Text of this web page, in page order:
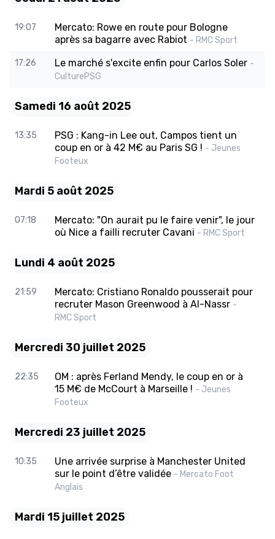
19:07
Mercato: Rowe en route pour Bologne
après sa bagarre avec Rabiot - RMC Sport
17:26 Le marché s'excite enfin pour Carlos Soler -
CulturePSG
Samedi 16 août 2025
13:35
PSG : Kang-in Lee out, Campos tient un
coup en or à 42 M€ au Paris SG ! - Jeunes
Footeux
Mardi 5 août 2025
07:18
Mercato: "On aurait pu le faire venir", le jour
où Nice a failli recruter Cavani - RMC Sport
Lundi 4 août 2025
21:59
Mercato: Cristiano Ronaldo pousserait pour
recruter Mason Greenwood à Al-Nassr -
RMC Sport
Mercredi 30 juillet 2025
22:35
OM : après Ferland Mendy, le coup en or à
15 M€ de McCourt à Marseille ! - Jeunes
Footeux
Mercredi 23 juillet 2025
10:35
Une arrivée surprise à Manchester United
sur le point d’être validée - Mercato Foot
Anglais
Mardi 15 juillet 2025